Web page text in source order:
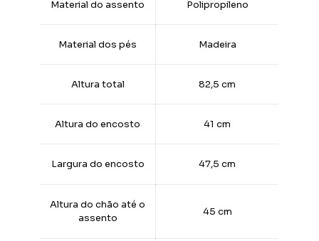
Material do assento Polipropileno
Material dos pés Madeira
Altura total 82,5 cm
Altura do encosto 41 cm
Largura do encosto 47,5 cm
Altura do chão até o
assento
45 cm